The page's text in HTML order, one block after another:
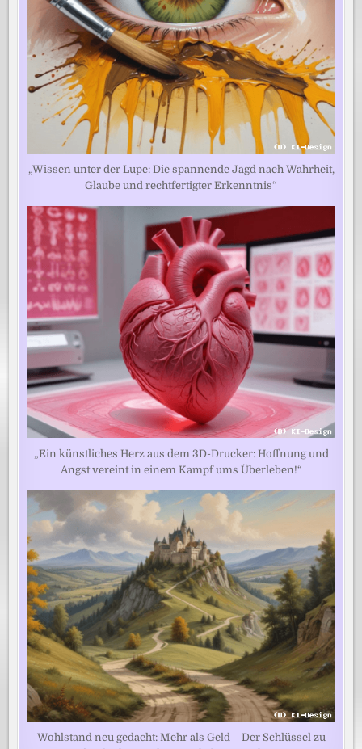
„Wissen unter der Lupe: Die spannende Jagd nach Wahrheit,
Glaube und rechtfertigter Erkenntnis“
„Ein künstliches Herz aus dem 3D-Drucker: Hoffnung und
Angst vereint in einem Kampf ums Überleben!“
Wohlstand neu gedacht: Mehr als Geld – Der Schlüssel zu